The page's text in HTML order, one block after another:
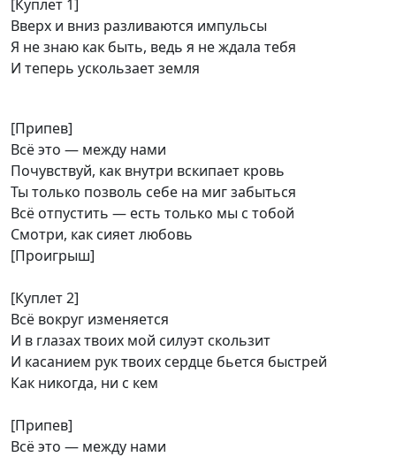
[Куплет 1]
Вверх и вниз разливаются импульсы
Я не знаю как быть, ведь я не ждала тебя
И теперь ускользает земля
[Припев]
Всё это — между нами
Почувствуй, как внутри вскипает кровь
Ты только позволь себе на миг забыться
Всё отпустить — есть только мы с тобой
Смотри, как сияет любовь
[Проигрыш]
[Куплет 2]
Всё вокруг изменяется
И в глазах твоих мой силуэт скользит
И касанием рук твоих сердце бьется быстрей
Как никогда, ни с кем
[Припев]
Всё это — между нами